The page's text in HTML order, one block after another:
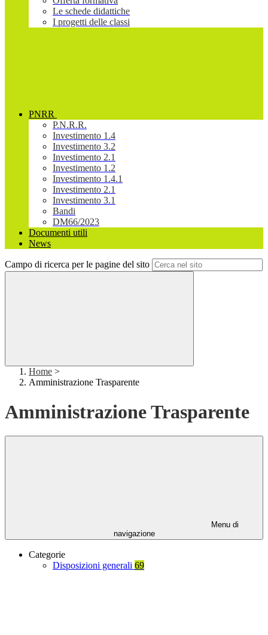
Le schede didattiche
I progetti delle classi
PNRR
P.N.R.R.
Investimento 1.4
Investimento 3.2
Investimento 2.1
Investimento 1.2
Investimento 1.4.1
Investimento 2.1
Investimento 3.1
Bandi
DM66/2023
Documenti utili
News
Campo di ricerca per le pagine del sito
Home >
Amministrazione Trasparente
Amministrazione Trasparente
Menu di
navigazione
Categorie
Disposizioni generali 69